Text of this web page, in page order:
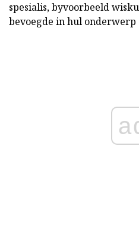
spesialis, byvoorbeeld
bevoegde in hul onderwerp